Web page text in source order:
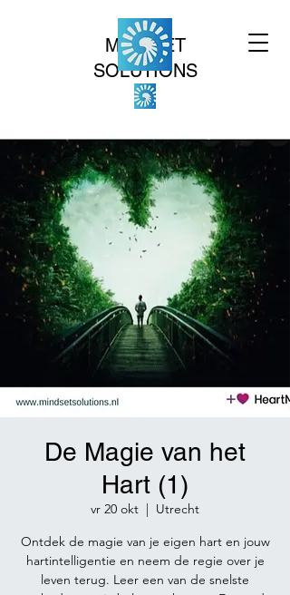
MINDSET
SOLUTIONS
De Magie van het
Hart (1)
vr 20 okt
  |
Utrecht
Ontdek de magie van je eigen hart en jouw
hartintelligentie en neem de regie over je
leven terug. Leer een van de snelste